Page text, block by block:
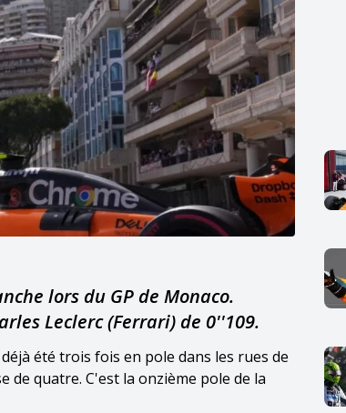
lors du GP de Monaco.
Leclerc (Ferrari) de 0''109.
été trois fois en pole dans les rues de
de quatre. C'est la onzième pole de la